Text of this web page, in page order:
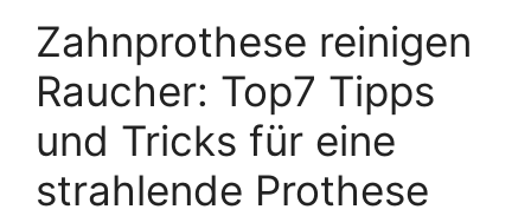
Zahnprothese reinigen
Raucher: Top7 Tipps
und Tricks für eine
strahlende Prothese